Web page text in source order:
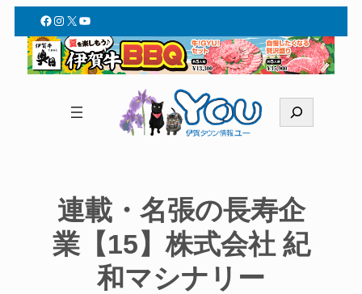
Facebook
Instagram
X YouTube
索
連載・名張の長寿企
業【15】株式会社 紀
和マシナリー